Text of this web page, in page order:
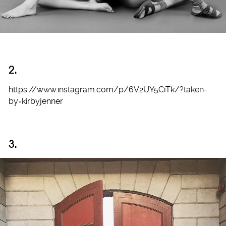
2.
https://www.instagram.com/p/6V2UY5CiTk/?taken-
by=kirbyjenner
3.